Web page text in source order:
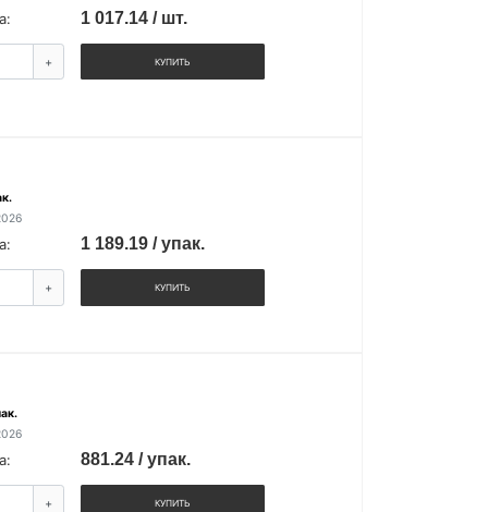
1 017.14 / шт.
+ КУПИТЬ
1 189.19 / упак.
+ КУПИТЬ
881.24 / упак.
+ КУПИТЬ